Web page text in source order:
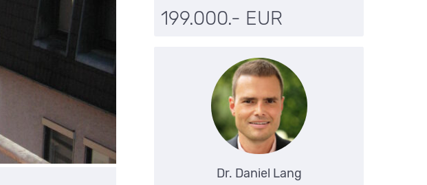
199.000.- EUR
Dr. Daniel Lang